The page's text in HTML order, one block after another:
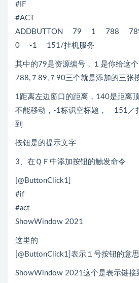
#IF
#ACT
ADDBUTTON 79 1 788
0 -1 151/挂机服务
其中的79是资源编号，１是你给这
788,７89,７90三个就是添加的三张
1距离左边窗口的距离，140是距离
不能移动，-1标识空标题， 151／
到
按钮是的提示文字
3、在ＱＦ中添加按钮的触发命令
[@ButtonClick1]
#if
#act
ShowWindow 2021
这里的
[@ButtonClick1]表示１号按钮的意思
ShowWindow 2021这个是表示链接